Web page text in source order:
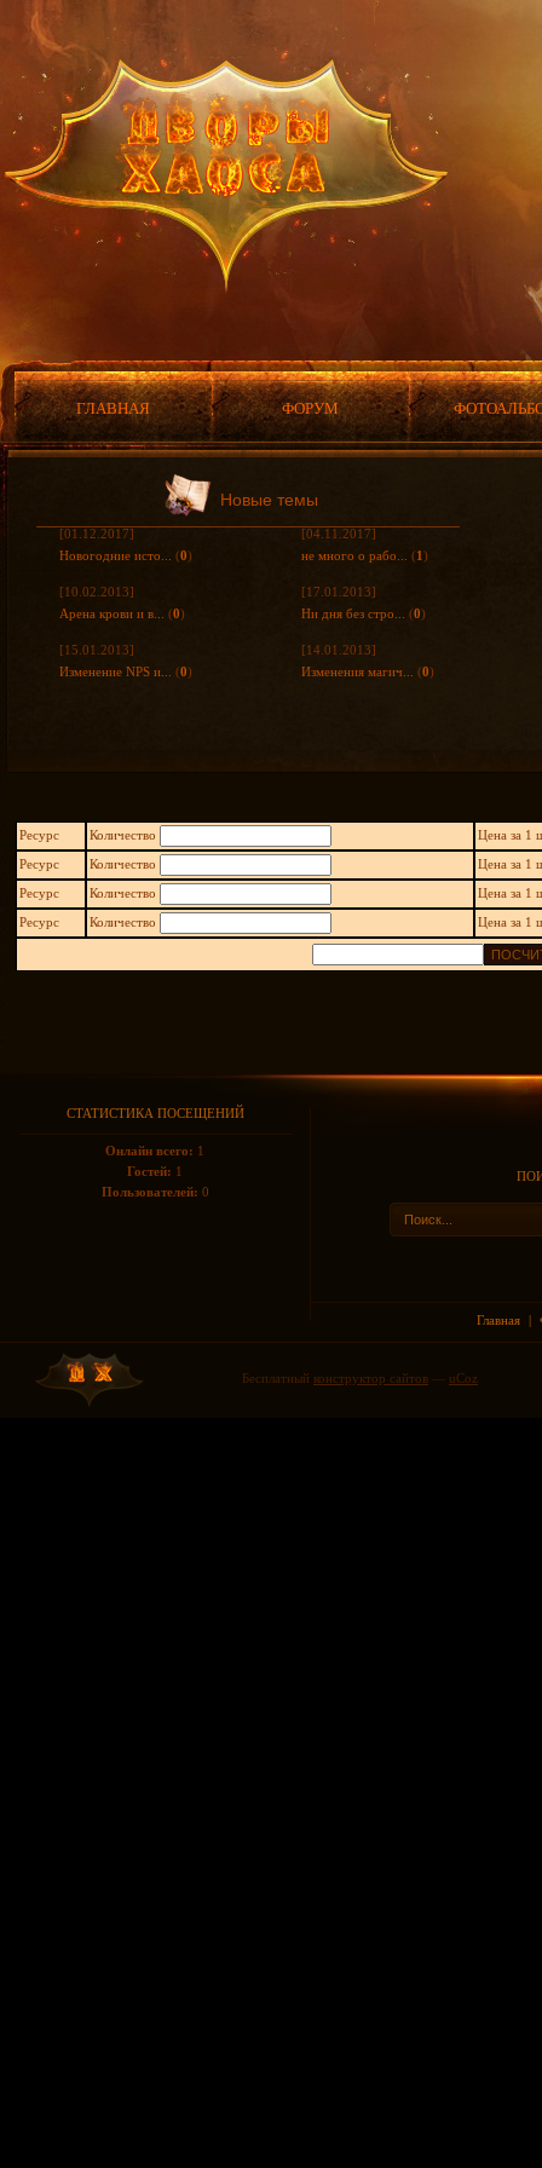
ГЛАВНАЯ ФОРУМ
Новые темы
[01.12.2017]
Новогодние исто...
(0)
[04.11.2017]
не много о рабо...
(1)
[10.02.2013]
Арена крови и в...
(0)
[17.01.2013]
Ни дня без стро...
(0)
[15.01.2013]
Изменение NPS и...
(0)
[14.01.2013]
Изменения магич...
(0)
Ресурс Количество Цена за 1
Ресурс Количество Цена за 1
Ресурс Количество Цена за 1
Ресурс Количество Цена за 1
СТАТИСТИКА ПОСЕЩЕНИЙ
Онлайн всего: 1
Гостей: 1
Пользователей: 0
Главная |
Бесплатный конструктор сайтов — uCoz